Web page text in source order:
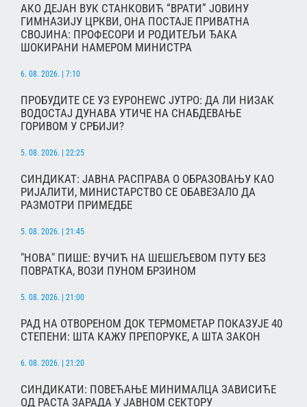
АКО ДЕЈАН ВУК СТАНКОВИЋ “ВРАТИ” ЈОВИНУ
ГИМНАЗИЈУ ЦРКВИ, ОНА ПОСТАЈЕ ПРИВАТНА
СВОЈИНА: ПРОФЕСОРИ И РОДИТЕЉИ ЂАКА
ШОКИРАНИ НАМЕРОМ МИНИСТРА
6. 08. 2026. | 7:10
ПРОБУДИТЕ СЕ УЗ ЕУРОНЕWС ЈУТРО: ДА ЛИ НИЗАК
ВОДОСТАЈ ДУНАВА УТИЧЕ НА СНАБДЕВАЊЕ
ГОРИВОМ У СРБИЈИ?
5. 08. 2026. | 22:25
СИНДИКАТ: ЈАВНА РАСПРАВА О ОБРАЗОВАЊУ КАО
РИЈАЛИТИ, МИНИСТАРСТВО СЕ ОБАВЕЗАЛО ДА
РАЗМОТРИ ПРИМЕДБЕ
5. 08. 2026. | 21:45
"НОВА" ПИШЕ: ВУЧИЋ НА ШЕШЕЉЕВОМ ПУТУ БЕЗ
ПОВРАТКА, ВОЗИ ПУНОМ БРЗИНОМ
5. 08. 2026. | 21:00
РАД НА ОТВОРЕНОМ ДОК ТЕРМОМЕТАР ПОКАЗУЈЕ 40
СТЕПЕНИ: ШТА КАЖУ ПРЕПОРУКЕ, А ШТА ЗАКОН
6. 08. 2026. | 21:20
СИНДИКАТИ: ПОВЕЋАЊЕ МИНИМАЛЦА ЗАВИСИЋЕ
ОД РАСТА ЗАРАДА У ЈАВНОМ СЕКТОРУ